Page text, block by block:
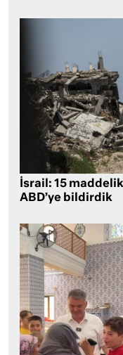
İsrail: 15
ABD’ye bildirdik